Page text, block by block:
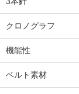
クロノグラフ
機能性
ベルト素材